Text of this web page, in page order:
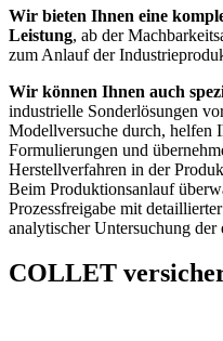
Wir bieten Ihnen eine
Leistung, ab der
zum Anlauf der
Wir können Ihnen auch
industrielle Sonderlösungen
Modellversuche durch, helfen
Formulierungen und
Herstellverfahren in der
Beim Produktionsanlauf
Prozessfreigabe mit
analytischer Untersuchung der
COLLET